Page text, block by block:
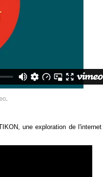
.
une exploration de